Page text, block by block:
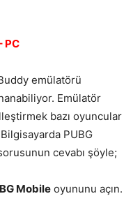
PC
emülatörü
Emülatör
bazı oyuncular
PUBG
cevabı şöyle;
Mobile oyununu açın.